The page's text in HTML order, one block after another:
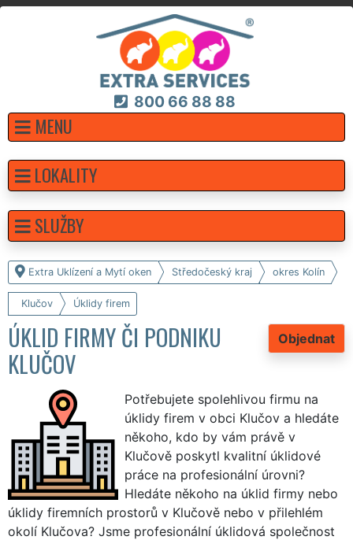
800 66 88 88
MENU
Extra Uklízení a Mytí oken Středočeský kraj okres Kolín
Klučov Úklidy firem
Objednat
ÚKLID FIRMY ČI PODNIKU
KLUČOV
Potřebujete spolehlivou firmu na
úklidy firem v obci Klučov a hledáte
někoho, kdo by vám právě v
Klučově poskytl kvalitní úklidové
práce na profesionální úrovni?
Hledáte někoho na úklid firmy nebo
úklidy firemních prostorů v Klučově nebo v přilehlém
okolí Klučova? Jsme profesionální úklidová společnost
LOKALITY
SLUŽBY